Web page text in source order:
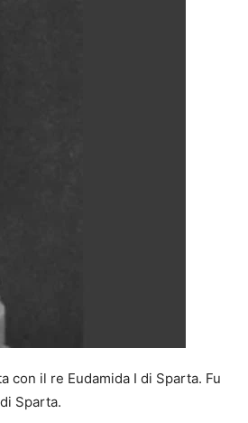
con il re Eudamida I di Sparta. Fu
Sparta.